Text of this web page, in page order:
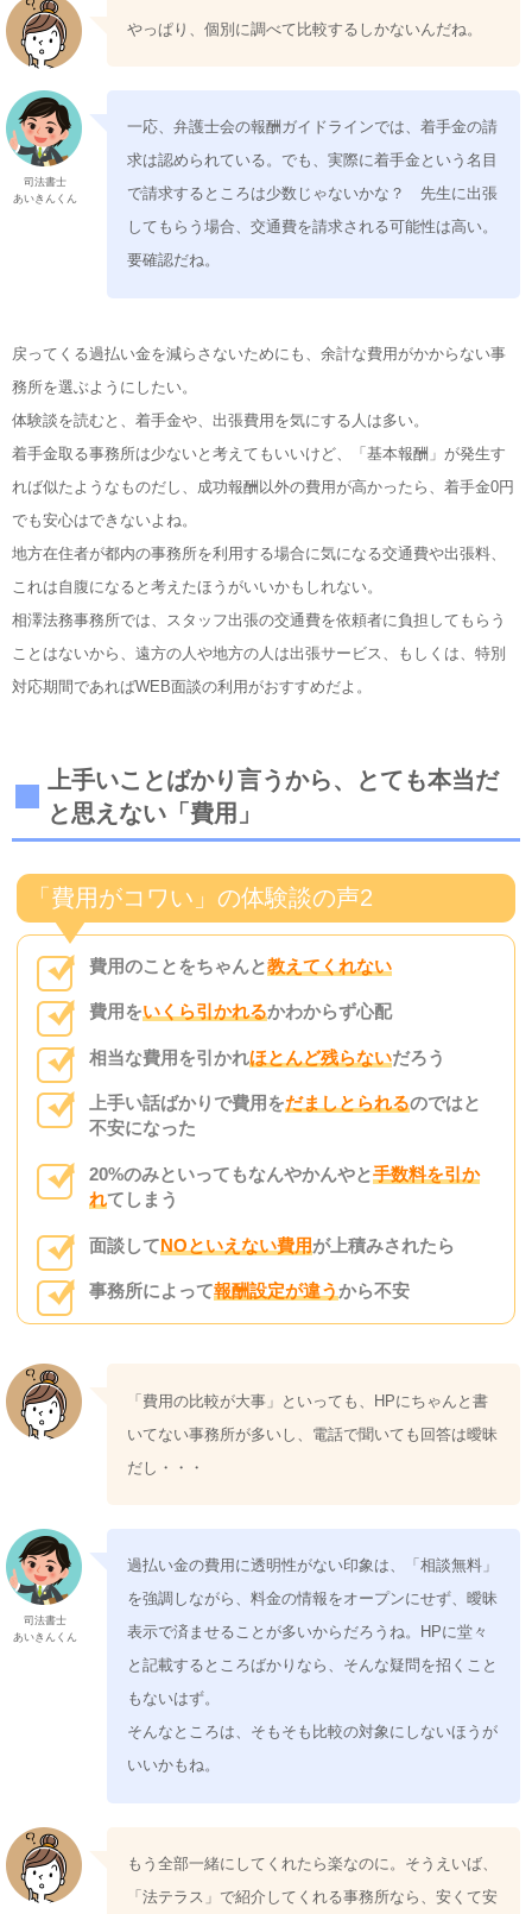
やっぱり、個別に調べて比較するしかないんだね。
司法書士
あいきんくん
一応、弁護士会の報酬ガイドラインでは、着手金の請
求は認められている。でも、実際に着手金という名目
で請求するところは少数じゃないかな？ 先生に出張
してもらう場合、交通費を請求される可能性は高い。
要確認だね。
戻ってくる過払い金を減らさないためにも、余計な費用がかからない事
務所を選ぶようにしたい。
体験談を読むと、着手金や、出張費用を気にする人は多い。
着手金取る事務所は少ないと考えてもいいけど、「基本報酬」が発生す
れば似たようなものだし、成功報酬以外の費用が高かったら、着手金0円
でも安心はできないよね。
地方在住者が都内の事務所を利用する場合に気になる交通費や出張料、
これは自腹になると考えたほうがいいかもしれない。
相澤法務事務所では、スタッフ出張の交通費を依頼者に負担してもらう
ことはないから、遠方の人や地方の人は出張サービス、もしくは、特別
対応期間であればWEB面談の利用がおすすめだよ。
上手いことばかり言うから、とても本当だ
と思えない「費用」
「費用がコワい」の体験談の声2
費用のことをちゃんと教えてくれない
費用をいくら引かれるかわからず心配
相当な費用を引かれほとんど残らないだろう
上手い話ばかりで費用をだましとられるのではと
不安になった
20%のみといってもなんやかんやと手数料を引か
れてしまう
面談してNOといえない費用が上積みされたら
事務所によって報酬設定が違うから不安
「費用の比較が大事」といっても、HPにちゃんと書
いてない事務所が多いし、電話で聞いても回答は曖昧
だし・・・
司法書士
あいきんくん
過払い金の費用に透明性がない印象は、「相談無料」
を強調しながら、料金の情報をオープンにせず、曖昧
表示で済ませることが多いからだろうね。HPに堂々
と記載するところばかりなら、そんな疑問を招くこと
もないはず。
そんなところは、そもそも比較の対象にしないほうが
いいかもね。
もう全部一緒にしてくれたら楽なのに。そうえいば、
「法テラス」で紹介してくれる事務所なら、安くて安